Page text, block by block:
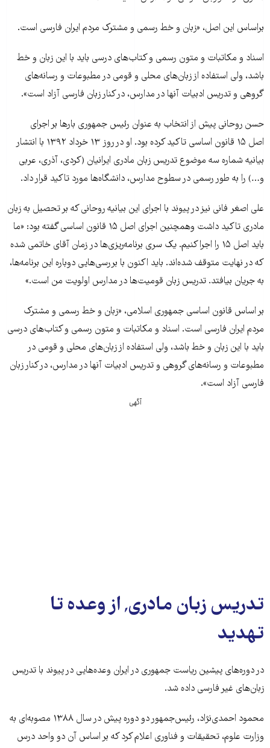
براساس این اصل، «زبان و خط رسمی و مشترک مردم ایران فارسی است.
اسناد و مکاتبات و متون رسمی و کتاب‌های درسی باید با این زبان و خط
باشد، ولی استفاده از زبان‌های محلی و قومی در مطبوعات و رسانه‏‌های
گروهی و تدریس ادبیات آنها در مدارس، در کنار زبان فارسی آزاد است».
حسن روحانی پیش از انتخاب به عنوان رئیس جمهوری بارها بر اجرای
اصل ۱۵ قانون اساسی تاکید کرده بود. او در روز ۱۳ خرداد ۱۳۹۲ با انتشار
بیانیه شماره سه موضوع تدریس زبان مادری ایرانیان (کردی، آذری، عربی
و…) را به طور رسمی در سطوح مدارس، دانشگاه‌ها مورد تاکید قرار داد.
علی اصغر فانی نیز در پیوند با اجرای این بیانیه روحانی که بر تحصیل به زبان
مادری تاکید داشت وهمچنین اجرای اصل ۱۵ قانون اساسی گفته بود: «ما
باید اصل ۱۵ را اجرا کنیم. یک سری برنامه‌ریزی‌ها در زمان آقای خاتمی شده
که در نهایت متوقف شده‌اند. باید اکنون با بررسی‌هایی دوباره این برنامه‌ها،
به جریان بیافتد. تدریس زبان قومیت‌ها در مدارس اولویت من است.»
بر اساس قانون اساسی جمهوری اسلامی، «زبان و خط رسمی و مشترک
مردم ایران فارسی است. اسناد و مکاتبات و متون رسمی و کتاب‌های درسی
باید با این زبان و خط باشد، ولی استفاده از زبان‌های محلی و قومی در
مطبوعات و رسانه‏‌های گروهی و تدریس ادبیات آنها در مدارس، در کنار زبان
فارسی آزاد است».
آگهی
تدریس زبان مادری٬ از وعده تا
تهدید
در دوره‌های پیشین ریاست جمهوری در ایران وعده‌هایی در پیوند با تدریس
زبان‌های غیر فارسی داده شد.
محمود احمدی‌نژاد، رئیس‌جمهور دو دوره پیش در سال ۱۳۸۸ مصوبه‌ای به
وزارت علوم، تحقیقات و فناوری اعلام کرد که بر اساس آن دو واحد درس